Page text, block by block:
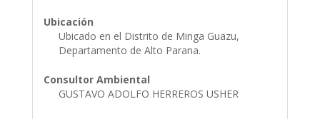
Ubicación
Ubicado en el Distrito de Minga Guazu,
Departamento de Alto Parana.
Consultor Ambiental
GUSTAVO ADOLFO HERREROS USHER